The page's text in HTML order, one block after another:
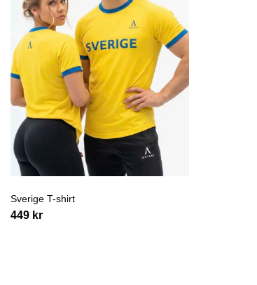
Sverige T-shirt
449 kr